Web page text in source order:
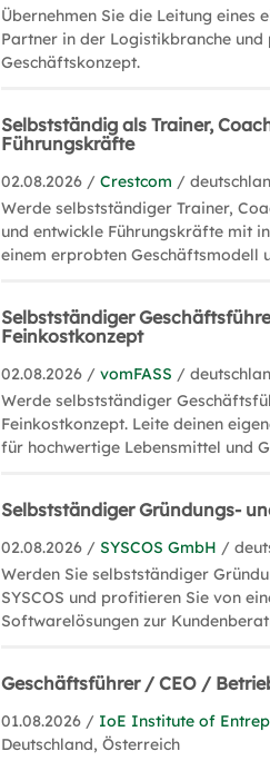
Übernehmen Sie die Leitung eines
Partner in der Logistikbranche
Geschäftskonzept.
Selbstständig als Trainer,
Führungskräfte
02.08.2026 /Crestcom /
Werde selbstständiger Trainer,
und entwickle Führungskräfte mit
einem erprobten Geschäftsmodell
Selbstständiger
Feinkostkonzept
02.08.2026 /vomFASS /
Werde selbstständiger
Feinkostkonzept. Leite deinen
für hochwertige Lebensmittel und
Selbstständiger Gründungs-
02.08.2026 /SYSCOS GmbH /
Werden Sie selbstständiger
SYSCOS und profitieren Sie von
Softwarelösungen zur
Geschäftsführer / CEO /
01.08.2026 / IoE Institute of
Deutschland, Österreich